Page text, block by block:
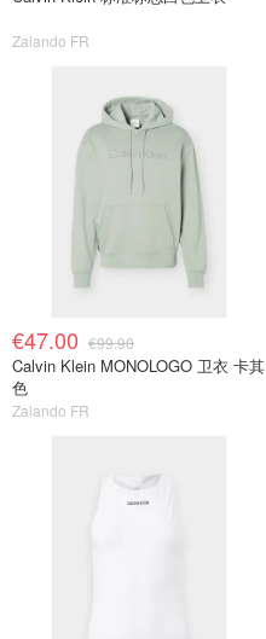
Zalando FR
€47.00 €99.90
Calvin Klein MONOLOGO 卫衣 卡其
色
Zalando FR